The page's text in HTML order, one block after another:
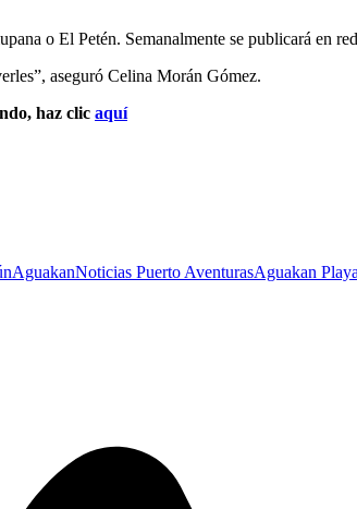
o El Petén. Semanalmente se publicará en
aseguró Celina Morán Gómez.
haz clic aquí
AguakanNoticias Puerto AventurasAguakan